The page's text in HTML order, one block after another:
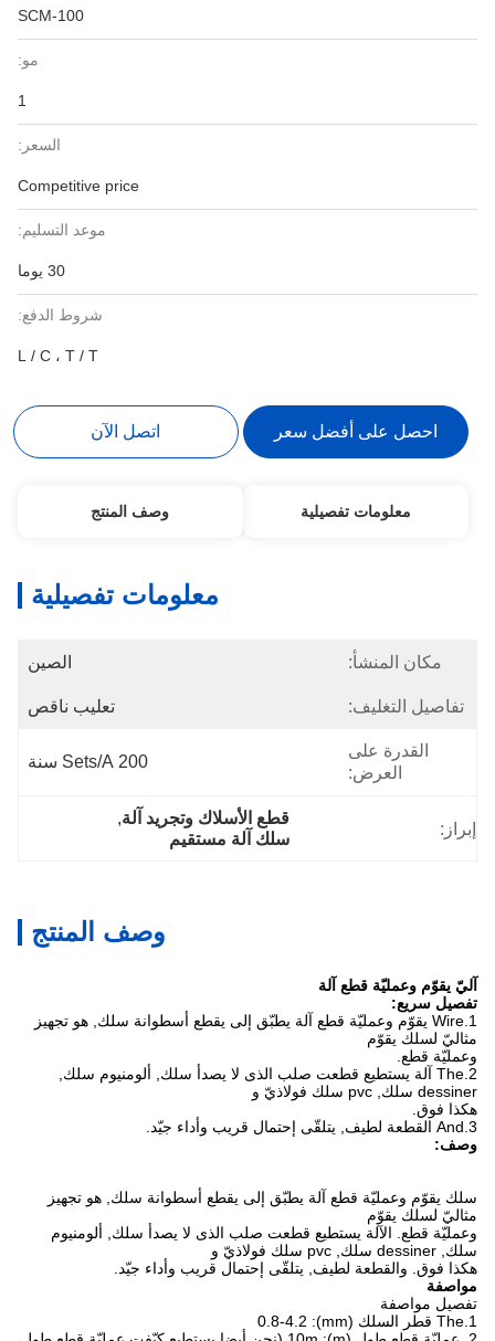
SCM-100
مو:
السعر:
Competitive price
موعد التسليم:
30 يوما
شروط الدفع:
L / C ، T / T
احصل على أفضل سعر اتصل الآن
معلومات تفصيلية وصف المنتج
معلومات تفصيلية
مكان المنشأ: الصين
تفاصيل التغليف: تعليب ناقص
القدرة على
العرض:
200 Sets/a سنة
إبراز:
قطع الأسلاك وتجريد آلة,
سلك آلة مستقيم
وصف المنتج
آليّ يقوّم وعمليّة قطع آلة
تفصيل سريع:
1.Wire يقوّم وعمليّة قطع آلة يطبّق إلى يقطع أسطوانة سلك, هو تجهيز
مثاليّ لسلك يقوّم
وعمليّة قطع.
2.The آلة يستطيع قطعت صلب الذى لا يصدأ سلك, ألومنيوم سلك,
dessiner سلك, pvc سلك فولاذيّ و
هكذا فوق.
وصف:
سلك يقوّم وعمليّة قطع آلة يطبّق إلى يقطع أسطوانة سلك, هو تجهيز
مثاليّ لسلك يقوّم
وعمليّة قطع. الآلة يستطيع قطعت صلب الذى لا يصدأ سلك, ألومنيوم
سلك, dessiner سلك, pvc سلك فولاذيّ و
هكذا فوق. والقطعة لطيف, يتلقّى إحتمال قريب وأداء جيّد.
مواصفة
تفصيل مواصفة